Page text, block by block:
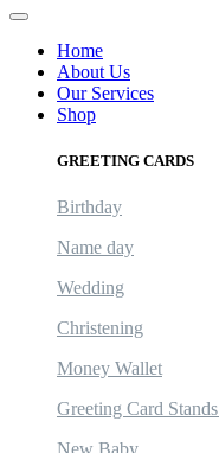
Home
About Us
Our Services
Shop
GREETING CARDS
Birthday
Name day
Wedding
Christening
Money Wallet
Greeting Card Stands